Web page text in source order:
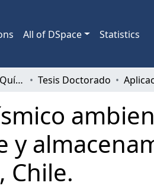
All of DSpace Statistics
Facultad de Ciencias Químicas Tesis Doctorado
Chile.